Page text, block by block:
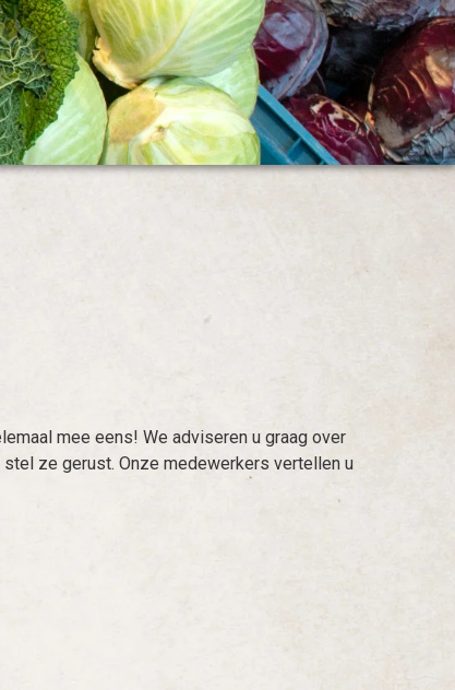
mee eens! We adviseren u graag over
ze gerust. Onze medewerkers vertellen u